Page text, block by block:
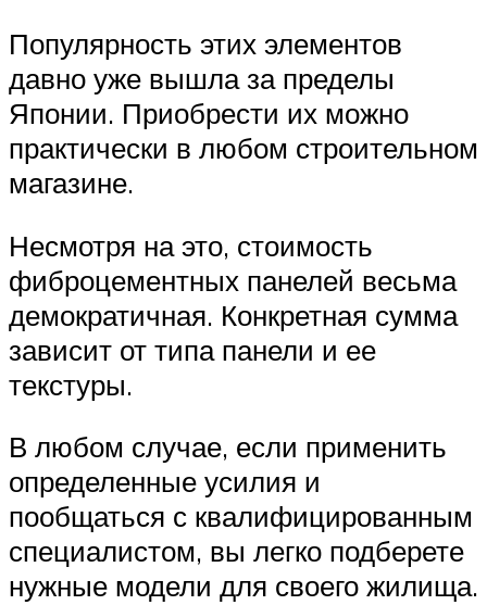
Популярность этих элементов
давно уже вышла за пределы
Японии. Приобрести их можно
практически в любом строительном
магазине.
Несмотря на это, стоимость
фиброцементных панелей весьма
демократичная. Конкретная сумма
зависит от типа панели и ее
текстуры.
В любом случае, если применить
определенные усилия и
пообщаться с квалифицированным
специалистом, вы легко подберете
нужные модели для своего жилища.